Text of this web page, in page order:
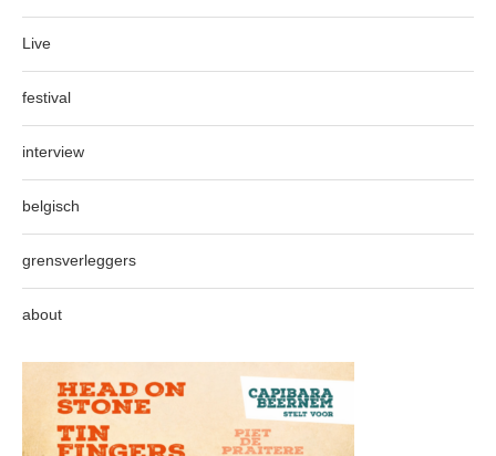
Live
festival
interview
belgisch
grensverleggers
about